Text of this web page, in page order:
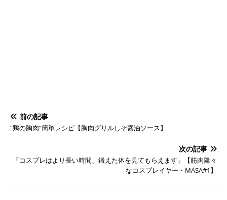
前の記事
“鶏の胸肉”簡単レシピ【胸肉グリルしそ醤油ソース】
次の記事
「コスプレはより長い時間、鍛えた体を見てもらえます」【筋肉隆々
なコスプレイヤー・MASA#1】